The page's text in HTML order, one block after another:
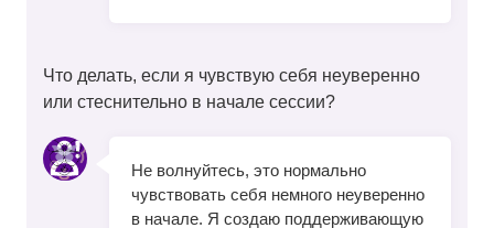
Что делать, если я чувствую себя неуверенно
или стеснительно в начале сессии?
Не волнуйтесь, это нормально
чувствовать себя немного неуверенно
в начале. Я создаю поддерживающую